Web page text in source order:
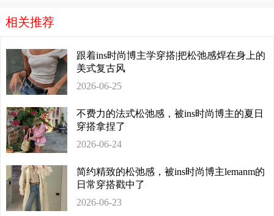
相关推荐
跟着ins时尚博主学穿搭|把松弛感焊在身上的
美式复古风
2026-06-25
不费力的法式松弛感，被ins时尚博主的夏日
穿搭拿捏了
2026-06-24
简约精致的松弛感，被ins时尚博主lemanm的
日常穿搭戳中了
2026-06-23